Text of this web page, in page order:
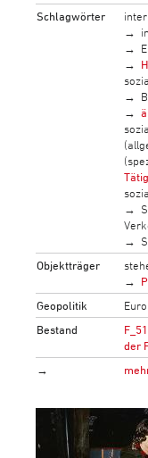
Schlagwörter
Objektträger
Geopolitik
Bestand
der
→